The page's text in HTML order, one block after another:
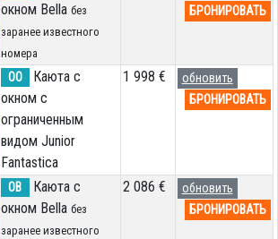
окном Bella без
заранее известного
номера
БРОНИРОВАТЬ
OO
Каюта с
окном с
ограниченным
видом Junior
Fantastica
1 998 €
обновить
БРОНИРОВАТЬ
OB
Каюта с
окном Bella без
заранее известного
2 086 €
обновить
БРОНИРОВАТЬ